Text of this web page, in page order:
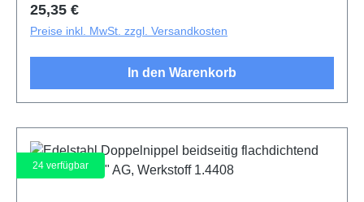
Regulärer Preis:
25,35 €
Preise inkl. MwSt. zzgl. Versandkosten
In den Warenkorb
24 verfügbar